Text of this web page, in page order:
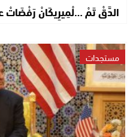
الدَّقْ تَمْ …لْمِيرِيكَانْ رَفْضَاتْ
مستجدات